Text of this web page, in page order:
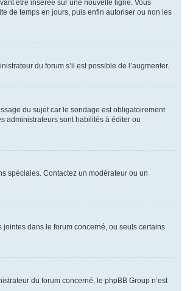
être insérée sur une nouvelle ligne. Vous
de temps en jours, puis enfin autoriser ou non les
du forum s’il est possible de l’augmenter.
du sujet car le sondage est obligatoirement
administrateurs sont habilités à éditer ou
spéciales. Contactez un modérateur ou un
jointes dans le forum concerné, ou seuls certains
du forum concerné, le phpBB Group n’est